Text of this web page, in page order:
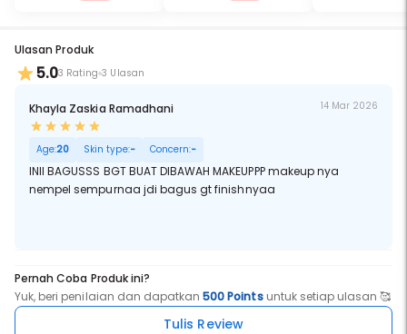
Ulasan Produk
5.03 Rating 3 Ulasan
Khayla Zaskia Ramadhani 14 Mar 2026
Age:20 Skin type:- Concern:-
INII BAGUSSS BGT BUAT DIBAWAH MAKEUPPP makeup nya
nempel sempurnaa jdi bagus gt finishnyaa
Pernah Coba Produk ini?
Yuk, beri penilaian dan dapatkan500 Pointsuntuk setiap ulasan 🥰
Tulis Review